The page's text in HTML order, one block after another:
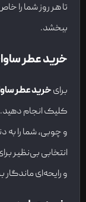
تا هر روز شما را
ببخشد.
خرید عطر
برایخرید عطر
کلیک انجام دهید.
و چوبی، شما را به
انتخابی بی‌نظیر
و رایحه‌ای ماندگار